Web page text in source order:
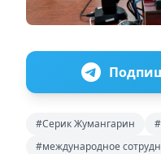
#Серик Жумангарин
#международное